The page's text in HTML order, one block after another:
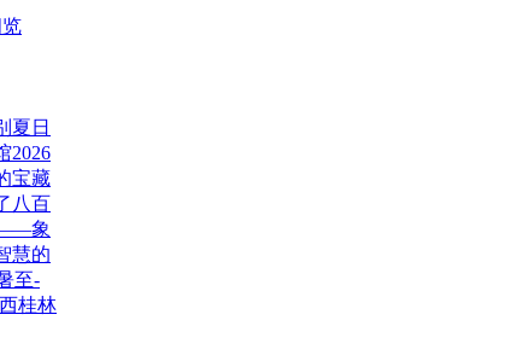
馆“共读..
浓
夏日
2026
宝藏
八百
——象
慧的
至-
桂林